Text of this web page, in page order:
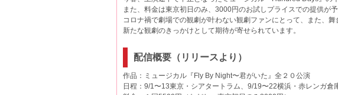
また、料金は東京初日のみ、3000円のお試しプライスでの提供が予
コロナ禍で劇場での観劇が叶わない観劇ファンにとって、また、
新たな観劇のきっかけとして期待が寄せられています。
配信概要（リリースより）
作品：ミュージカル『Fly By Night〜君がいた』全２０公演
日程：9/1〜13東京・シアタートラム、9/19〜22横浜・赤レンガ倉